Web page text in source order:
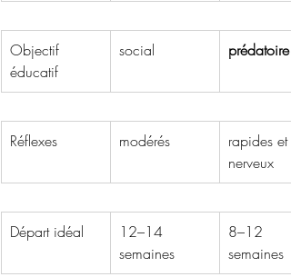
Objectif
éducatif
social prédatoire
Réflexes modérés
rapides et
nerveux
Départ idéal
12–14
semaines
8–12
semaines